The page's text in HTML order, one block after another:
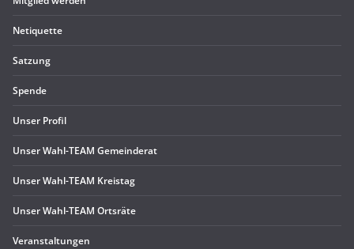
Neti­quette
Sat­zung
Spende
Unser Pro­fil
Unser Wahl-TEAM Gemeinderat
Unser Wahl-TEAM Kreistag
Unser Wahl-TEAM Ortsräte
Ver­an­stal­tun­gen